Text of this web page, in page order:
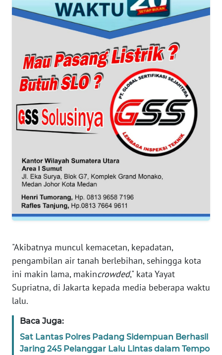
"Akibatnya muncul kemacetan, kepadatan,
pengambilan air tanah berlebihan, sehingga kota
ini makin lama, makincrowded," kata Yayat
Supriatna, di Jakarta kepada media beberapa waktu
lalu.
Baca Juga:
Sat Lantas Polres Padang Sidempuan Berhasil
Jaring 245 Pelanggar Lalu Lintas dalam Tempo
Wahana
WN
SUMUT
WN
JAKARTA
WN
BANTEN
WN
NTT
WN
KEPRI
WN
PAPUA
WN
PAPUA
BARAT